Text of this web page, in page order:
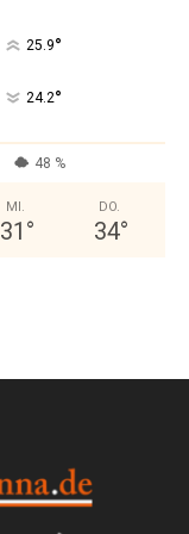
25.9°
24.2°
48 %
MI.
31 °
DO.
34°